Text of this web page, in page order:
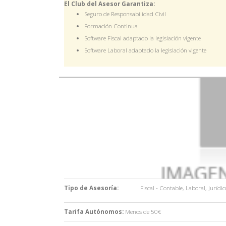
El Club del Asesor Garantiza:
Seguro de Responsabilidad Civil
Formación Continua
Software Fiscal adaptado la legislación vigente
Software Laboral adaptado la legislación vigente
Tipo de Asesoría: Fiscal - Contable, Laboral,
Tarifa Autónomos: Menos de 50€